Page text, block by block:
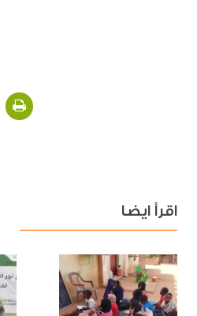
اقرأ ايضا